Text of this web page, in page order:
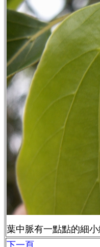
葉中脈有一點點的細
下一頁